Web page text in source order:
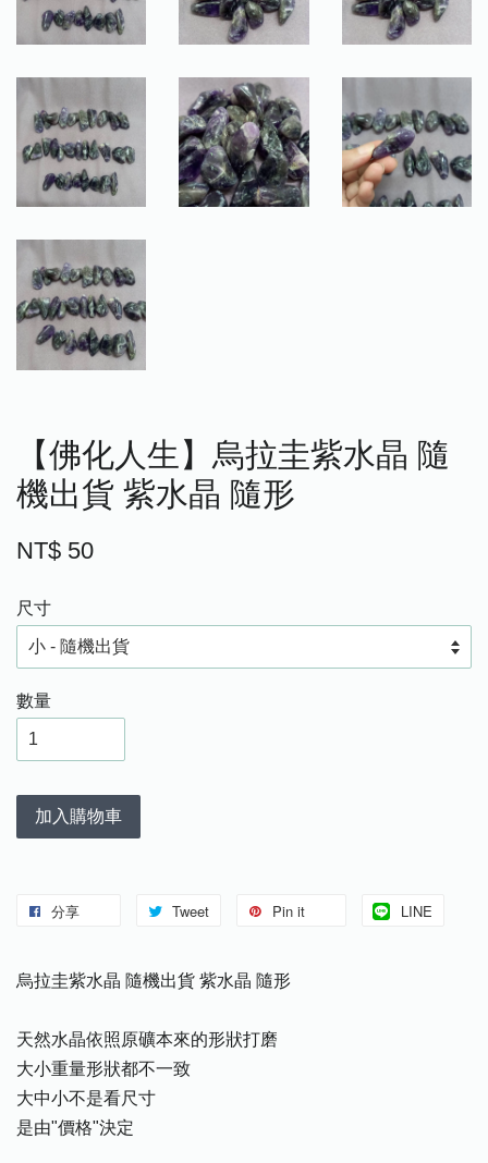
【佛化人生】烏拉圭紫水晶 隨
機出貨 紫水晶 隨形
NT$ 50
尺寸
數量
加入購物車
分享 Tweet Pin it LINE
烏拉圭紫水晶 隨機出貨 紫水晶 隨形
天然水晶依照原礦本來的形狀打磨
大小重量形狀都不一致
大中小不是看尺寸
是由"價格"決定